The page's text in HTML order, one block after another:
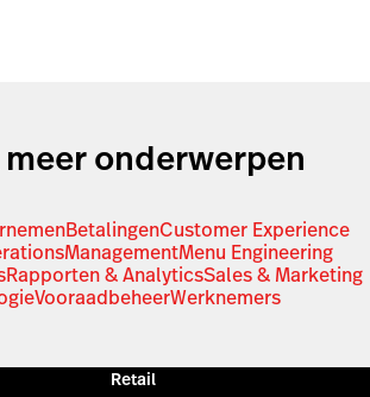
onderwerpen
BetalingenCustomer Experience
ManagementMenu Engineering
Rapporten & AnalyticsSales & Marketing
VooraadbeheerWerknemers
Retail